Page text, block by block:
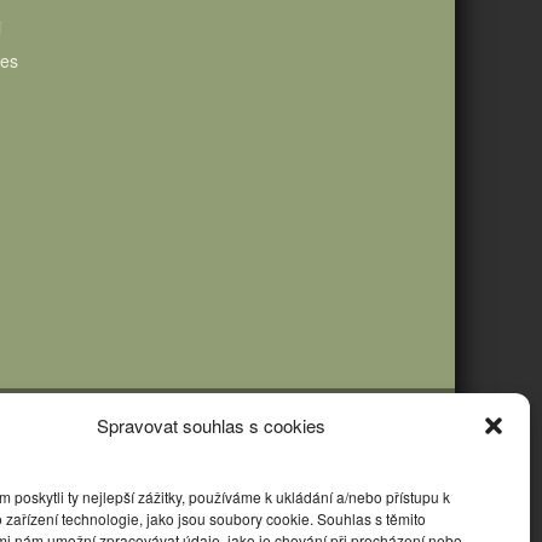
Spravovat souhlas s cookies
poskytli ty nejlepší zážitky, používáme k ukládání a/nebo přístupu k
zařízení technologie, jako jsou soubory cookie. Souhlas s těmito